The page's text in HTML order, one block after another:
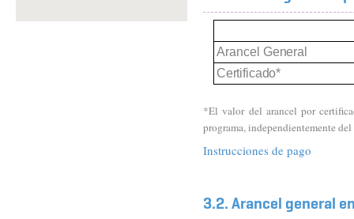
Arancel General
Certificado*
*El valor del arancel por
programa, independientemente
Instrucciones de pago
3.2. Arancel general